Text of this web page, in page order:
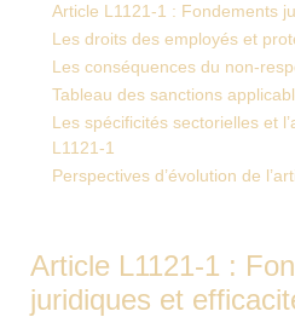
Article L1121-1 : Fondements
Les droits des employés et
Les conséquences du non-
Tableau des sanctions
Les spécificités sectorielles et
L1121-1
Perspectives d’évolution de
Article L1121-1 :
juridiques et